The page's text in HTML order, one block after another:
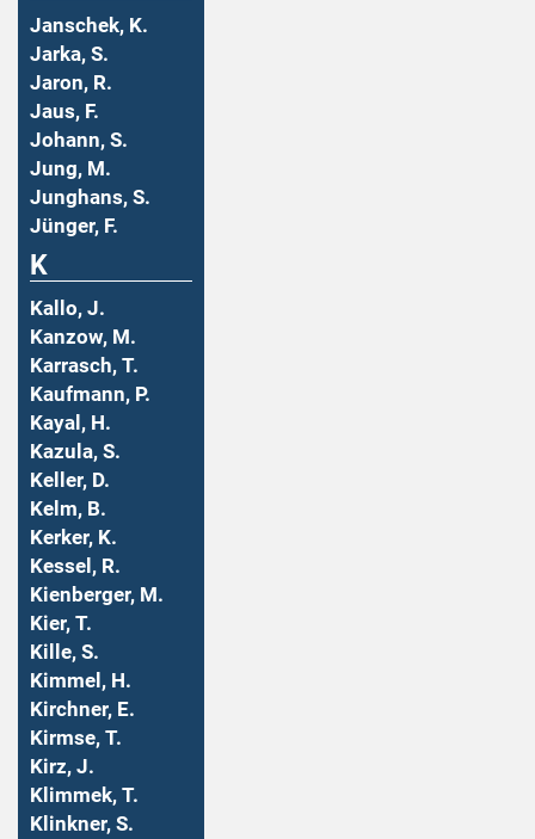
Janschek, K.
Jarka, S.
Jaron, R.
Jaus, F.
Johann, S.
Jung, M.
Junghans, S.
Jünger, F.
K
Kallo, J.
Kanzow, M.
Karrasch, T.
Kaufmann, P.
Kayal, H.
Kazula, S.
Keller, D.
Kelm, B.
Kerker, K.
Kessel, R.
Kienberger, M.
Kier, T.
Kille, S.
Kimmel, H.
Kirchner, E.
Kirmse, T.
Kirz, J.
Klimmek, T.
Klinkner, S.